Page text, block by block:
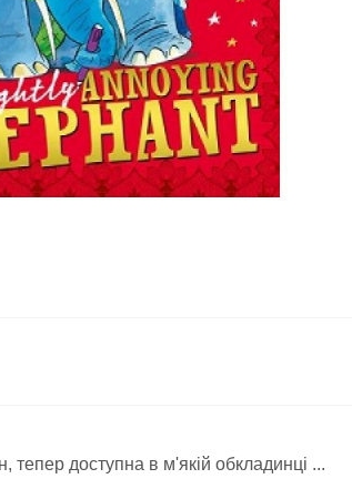
тепер доступна в м'якій обкладинці ...